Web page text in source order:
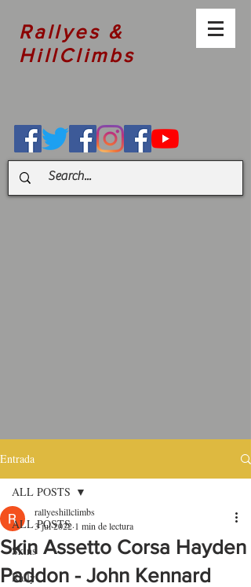
Rallyes &
HillClimbs
Entrada
ALL POSTS
Skins
Rally
ALL POSTS
Skin Assetto Corsa Hayden
Paddon - John Kennard
rallyeshillclimbs
3 jul 2022 1 min de lectura